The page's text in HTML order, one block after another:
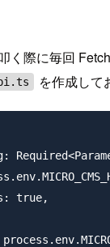
く際に毎回
を作成して
true,